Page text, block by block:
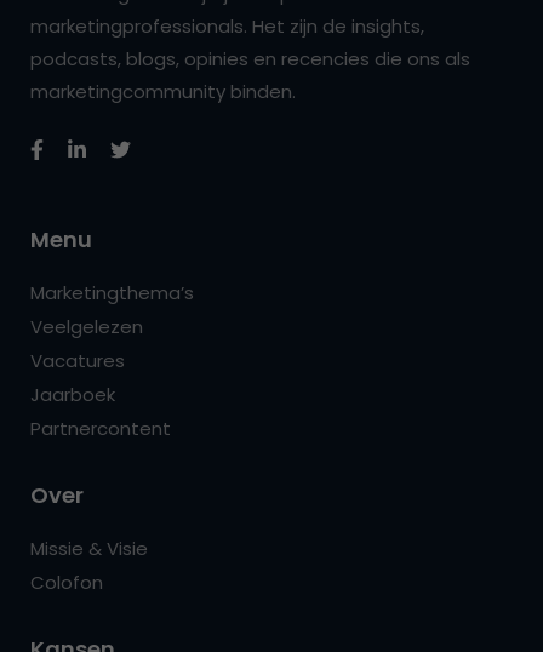
marketingprofessionals. Het zijn de insights,
podcasts, blogs, opinies en recencies die ons als
marketingcommunity binden.
Menu
Marketingthema’s
Veelgelezen
Vacatures
Jaarboek
Partnercontent
Over
Missie & Visie
Colofon